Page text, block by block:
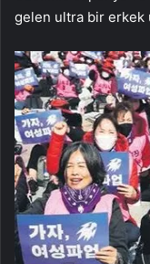
gelen ultra bir erkek